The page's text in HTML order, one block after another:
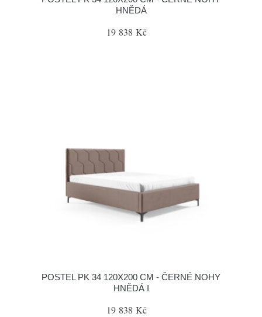
HNĚDÁ
19 838 Kč
POSTEL PK 34 120X200 CM - ČERNÉ NOHY
HNĚDÁ I
19 838 Kč